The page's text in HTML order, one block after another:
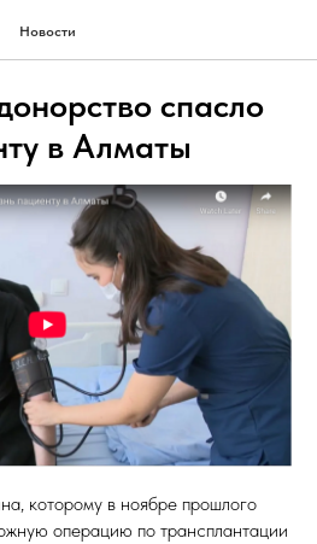
Новости
спасло
в Алматы
которому в ноябре прошлого
операцию по трансплантации